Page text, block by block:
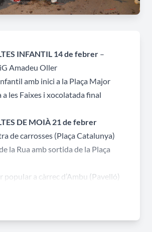
INFANTIL 14 de febrer –
Amadeu Oller
amb inici a la Plaça Major
a les Faixes i xocolatada final
DE MOIÀ 21 de febrer
de carrosses (Plaça Catalunya)
la Rua amb sortida de la Plaça
popular a càrrec d’Ambu (Pavelló)
de premis del III Concurs de